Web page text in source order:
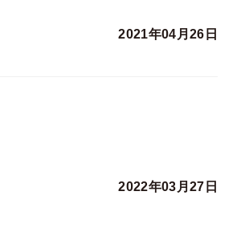
2021年04月26日
2022年03月27日